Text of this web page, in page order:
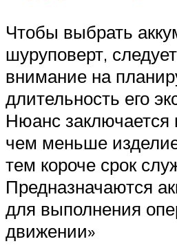
Чтобы выбрать
шуруповерт,
внимание на
длительность его
Нюанс заключается
чем меньше
тем короче срок
Предназначаются
для выполнения
движении»